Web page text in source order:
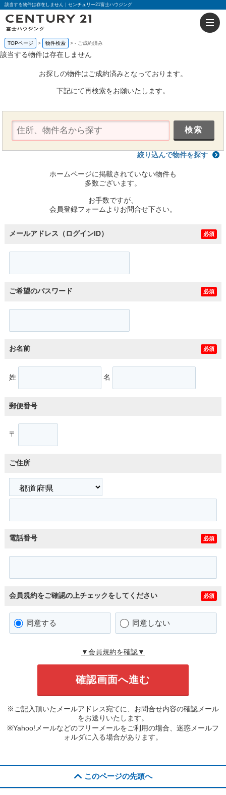
該当する物件は存在しません｜センチュリー21富士ハウジング
TOPページ 物件検索 - ご成約済み
該当する物件は存在しません
お探しの物件はご成約済みとなっております。
下記にて再検索をお願いたします。
絞り込んで物件を探す
ホームページに掲載されていない物件も
多数ございます。
お手数ですが、
会員登録フォームよりお問合せ下さい。
メールアドレス（ログインID） 必須
ご希望のパスワード 必須
お名前 必須
姓 名
郵便番号
〒
ご住所
電話番号 必須
会員規約をご確認の上チェックをしてください 必須
同意する 同意しない
▼会員規約を確認▼
※ご記入頂いたメールアドレス宛てに、お問合せ内容の確認メール
をお送りいたします。
※Yahoo!メールなどのフリーメールをご利用の場合、迷惑メールフ
ォルダに入る場合があります。
このページの先頭へ